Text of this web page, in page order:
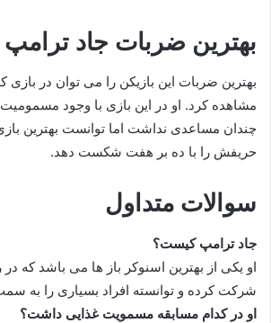
بهترین ضربات جاد ترامپ
بهترین ضربات این بازیکن را می توان در
مشاهده کرد. او در این بازی با وجود
چندان مساعدی نداشت اما توانست بهترین
حریفش را با ده بر هفت شکست دهد.
سوالات متداول
جاد ترامپ کیست؟
او یکی از بهترین اسنوکر باز ها می باشد که
شرکت کرده و توانسته افراد بسیاری را به
او در کدام مسابقه مسمویت غذایی داشت؟